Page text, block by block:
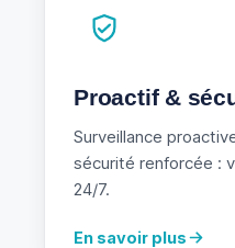
Proactif &
Surveillance
sécurité renforcée :
24/7.
En savoir plus